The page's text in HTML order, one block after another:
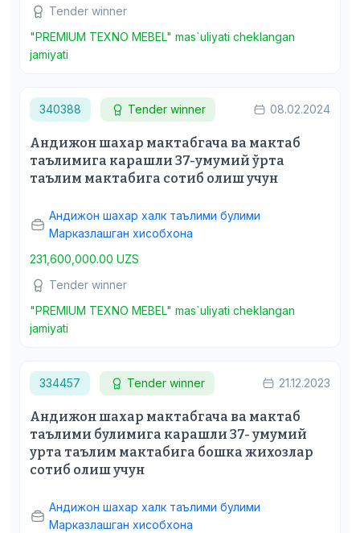
Tender winner
"PREMIUM TEXNO MEBEL" mas`uliyati cheklangan
jamiyati
340388 Tender winner 08.02.2024
Андижон шахар мактабгача ва мактаб
таълимига карашли 37-умумий ўрта
таълим мактабига сотиб олиш учун
Андижон шахар халк таълими булими
Марказлашган хисобхона
231,600,000.00 UZS
Tender winner
"PREMIUM TEXNO MEBEL" mas`uliyati cheklangan
jamiyati
334457 Tender winner 21.12.2023
Андижон шахар мактабгача ва мактаб
таълими булимига карашли 37- умумий
урта таълим мактабига бошка жихозлар
сотиб олиш учун
Андижон шахар халк таълими булими
Марказлашган хисобхона